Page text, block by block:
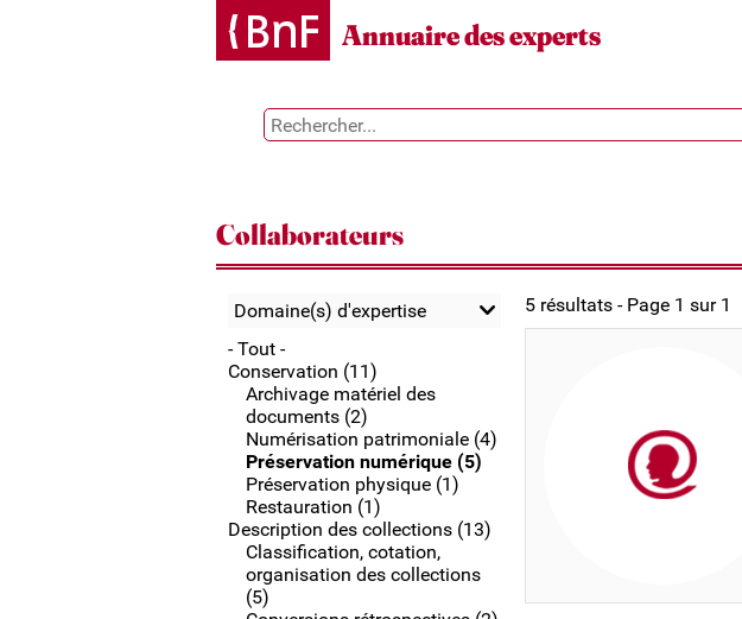
Annuaire des experts
Collaborateurs
Domaine(s) d'expertise
- Tout -
Conservation (11)
Archivage matériel des
documents (2)
Numérisation patrimoniale (4)
Préservation numérique (5)
Préservation physique (1)
Restauration (1)
Description des collections (13)
Classification, cotation,
organisation des collections
(5)
5 résultats - Page 1 sur 1